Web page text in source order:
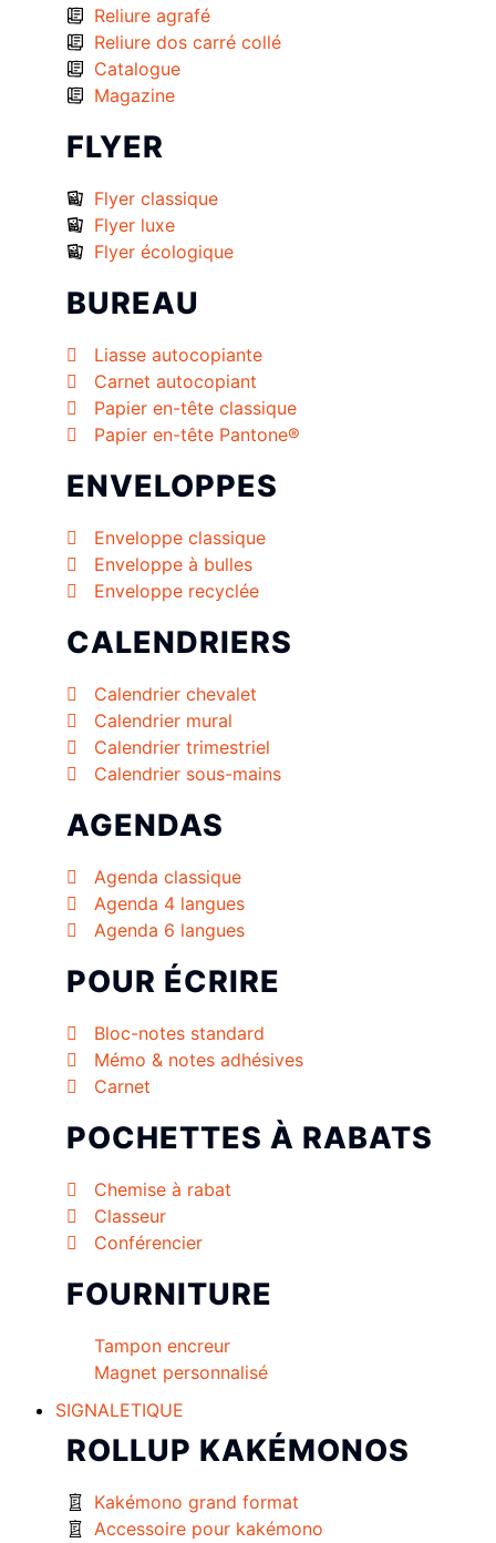
Reliure agrafé
Reliure dos carré collé
Catalogue
Magazine
FLYER
Flyer classique
Flyer luxe
Flyer écologique
BUREAU
Liasse autocopiante
Carnet autocopiant
Papier en-tête classique
Papier en-tête Pantone®
ENVELOPPES
Enveloppe classique
Enveloppe à bulles
Enveloppe recyclée
CALENDRIERS
Calendrier chevalet
Calendrier mural
Calendrier trimestriel
Calendrier sous-mains
AGENDAS
Agenda classique
Agenda 4 langues
Agenda 6 langues
POUR ÉCRIRE
Bloc-notes standard
Mémo & notes adhésives
Carnet
POCHETTES À RABATS
Chemise à rabat
Classeur
Conférencier
FOURNITURE
Tampon encreur
Magnet personnalisé
SIGNALETIQUE
ROLLUP KAKÉMONOS
Kakémono grand format
Accessoire pour kakémono